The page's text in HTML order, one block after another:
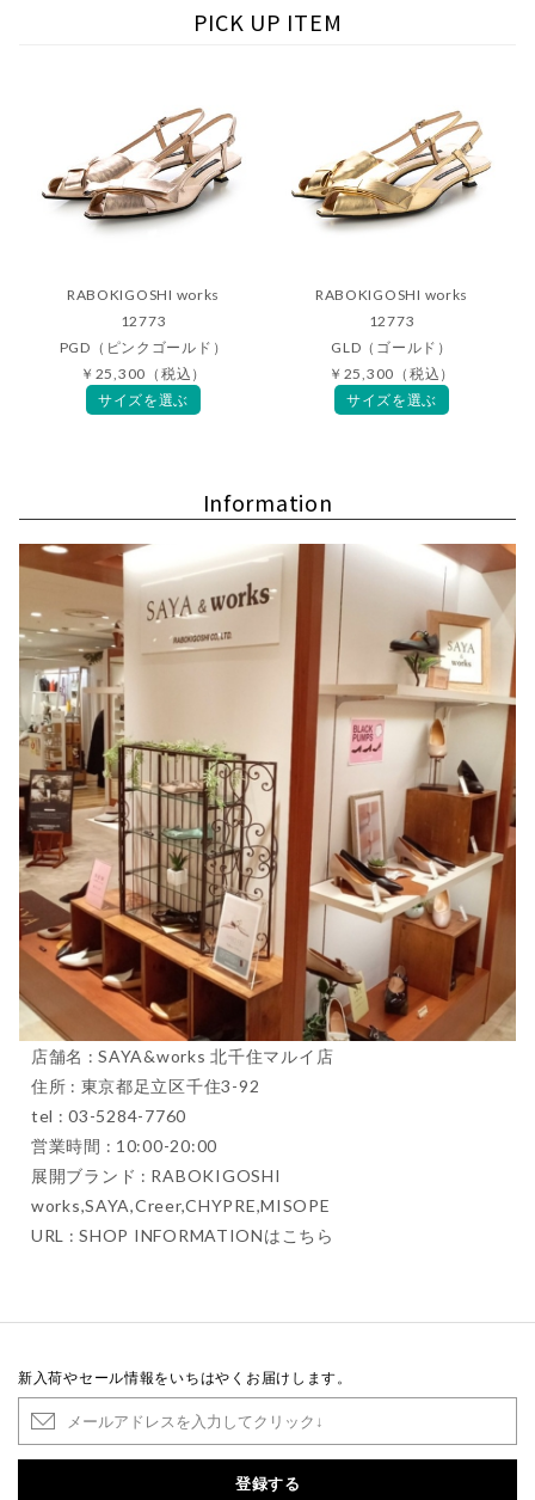
PICK UP ITEM
RABOKIGOSHI works
12773
PGD（ピンクゴールド）
￥25,300（税込）
サイズを選ぶ
RABOKIGOSHI works
12773
GLD（ゴールド）
￥25,300（税込）
サイズを選ぶ
Information
店舗名 : SAYA&works 北千住マルイ店
住所 : 東京都足立区千住3-92
tel : 03-5284-7760
営業時間 : 10:00-20:00
展開ブランド : RABOKIGOSHI
works,SAYA,Creer,CHYPRE,MISOPE
URL :SHOP INFORMATIONはこちら
新入荷やセール情報をいちはやくお届けします。
登録する